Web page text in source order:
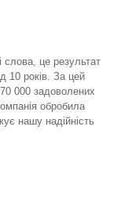
це результат
10 років. За цей
000 задоволених
обробила
нашу надійність